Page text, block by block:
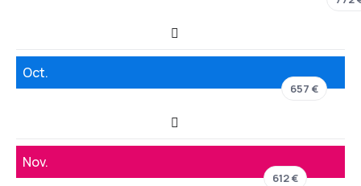
Oct.
657 €
Nov.
612 €